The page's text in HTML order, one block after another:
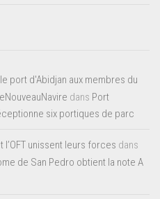
port d'Abidjan aux membres du
dans Port
six portiques de parc
l’OFT unissent leurs forces dans
de San Pedro obtient la note A